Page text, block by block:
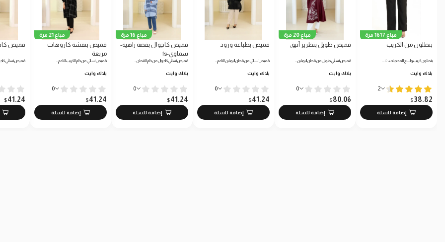
مباع 1617 مرة
بنطلون من الكريب
بنطلون كريب واسع للمحجبات: ♢…
بلاك وايت
2
38.82
$
إضافة للسلة
مباع 20 مرة
قميص طويل بتطريز أنيق
قميص نسائي طويل من قطن البوبلين…
بلاك وايت
0
80.06
$
إضافة للسلة
قميص بطباعة ورود
قميص نسائي من قطن البوبلين الناعم…
بلاك وايت
0
41.24
$
إضافة للسلة
مباع 16 مرة
قميص كاجوال بقصة راهية-
سماوي-fs
قميص نسائي كاجوال من خام القطن…
بلاك وايت
0
41.24
$
إضافة للسلة
مباع 21 مرة
قميص بنقشة كاروهات
مربعة
قميص نسائي من خام الكريب الناعم…
بلاك وايت
0
41.24
$
إضافة للسلة
قميص
قميص نسائي
41.24
$